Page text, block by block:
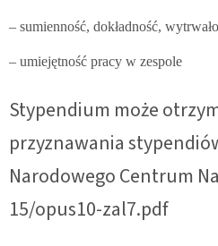
– sumienność, dokładność,
– umiejętność pracy w zespole
Stypendium może
przyznawania
Narodowego Centrum
15/opus10-zal7.pdf